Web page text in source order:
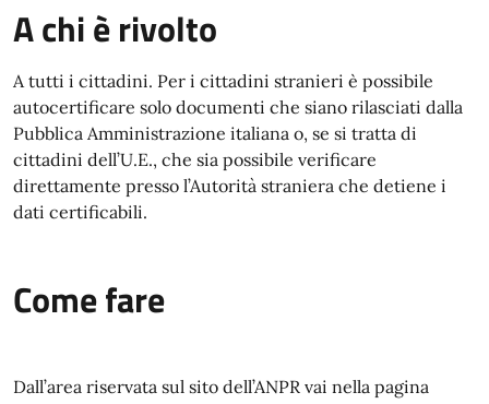
A chi è rivolto
A tutti i cittadini. Per i cittadini stranieri è possibile
autocertificare solo documenti che siano rilasciati dalla
Pubblica Amministrazione italiana o, se si tratta di
cittadini dell’U.E., che sia possibile verificare
direttamente presso l’Autorità straniera che detiene i
dati certificabili.
Come fare
Dall’area riservata sul sito dell’ANPR vai nella pagina